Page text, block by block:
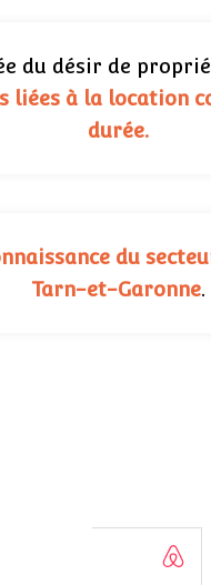
du désir de
liées à la location
durée.
du
Tarn-et-Garonne.
Afaf
09/